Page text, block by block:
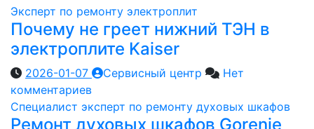
Эксперт по ремонту электроплит
Почему не греет нижний ТЭН в
электроплите Kaiser
2026-01-07 Сервисный центр
Нет
комментариев
Специалист эксперт по ремонту духовых шкафов
Ремонт духовых шкафов Gorenje